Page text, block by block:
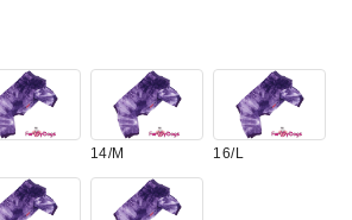
14/M 16/L